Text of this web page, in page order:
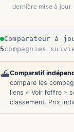
dernière mise à jour
Comparateur à
5compagnies
⛴️Comparatif
compare les
liens « Voir l’offre »
classement. Prix